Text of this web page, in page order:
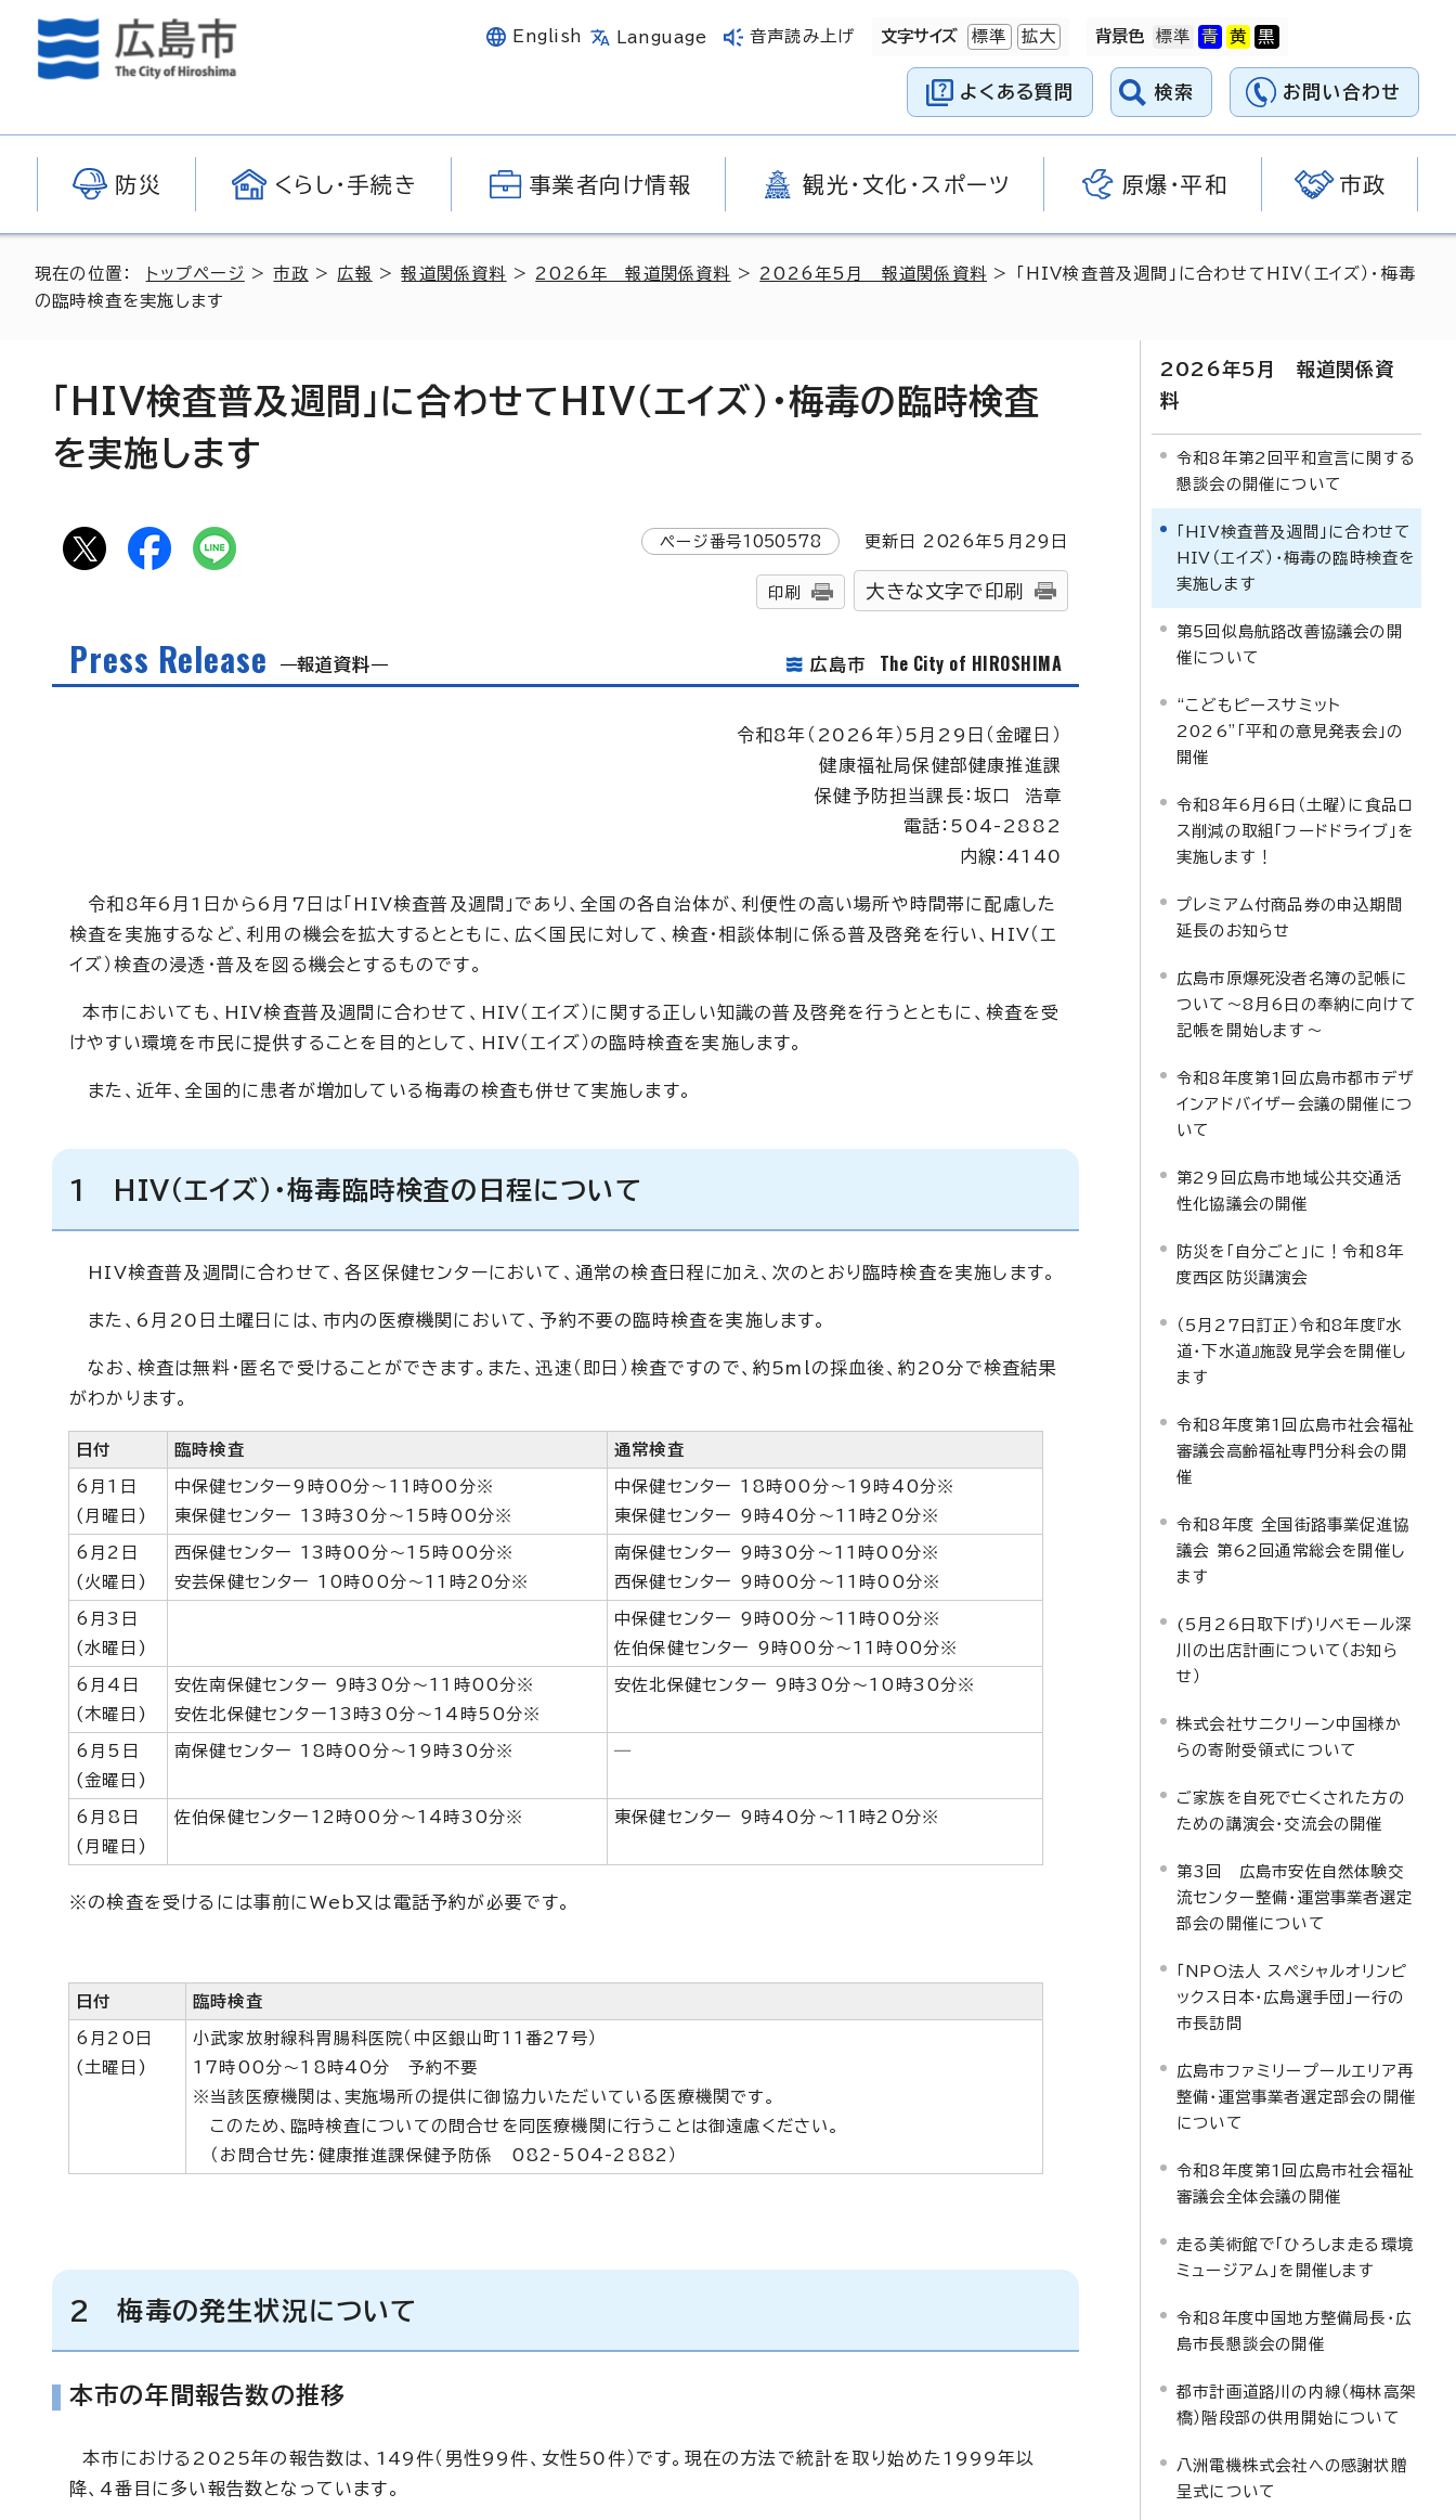
English Language 音声読み上げ 文字サイズ 標準 拡大 背景色
よくある質問 検索 お問い合わせ
防災 くらし・手続き 事業者向け情報 観光・文化・スポーツ 原爆・平和 市政
現在の位置： トップページ >市政 > 広報 >報道関係資料 > 2026年 報道関係資料 > 2026年5月 報道関係資料 > 「HIV検査普及週間」に合わせてHIV（エイズ）・梅毒
の臨時検査を実施します
「HIV検査普及週間」に合わせてHIV（エイズ）・梅毒の臨時検査
を実施します
ページ番号1050578 更新日 2026年5月 29 日
印刷 大きな文字で印刷
Press Release 報道資料 広島市 The City of HIROSHIMA
令和8年（2026年）5月29日（金曜日）
健康福祉局保健部健康推進課
保健予防担当課長：坂口 浩章
電話：504-2882
内線：4140
令和8年6月1日から6月7日は「HIV検査普及週間」であり、全国の各自治体が、利便性の高い場所や時間帯に配慮した
検査を実施するなど、利用の機会を拡大するとともに、広く国民に対して、検査・相談体制に係る普及啓発を行い、HIV（エ
イズ）検査の浸透・普及を図る機会とするものです。
本市においても、HIV検査普及週間に合わせて、HIV（エイズ）に関する正しい知識の普及啓発を行うとともに、検査を受
けやすい環境を市民に提供することを目的として、HIV（エイズ）の臨時検査を実施します。
また、近年、全国的に患者が増加している梅毒の検査も併せて実施します。
1 HIV（エイズ）・梅毒臨時検査の日程について
HIV検査普及週間に合わせて、各区保健センターにおいて、通常の検査日程に加え、次のとおり臨時検査を実施します。
また、6月20日土曜日には、市内の医療機関において、予約不要の臨時検査を実施します。
なお、検査は無料・匿名で受けることができます。また、迅速（即日）検査ですので、約5mlの採血後、約20分で検査結果
がわかります。
日付 臨時検査 通常検査
6月1日
(月曜日)
中保健センター9時00分～11時00分※
東保健センター 13時30分～15時00分※
中保健センター 18時00分～19時40分※
東保健センター 9時40分～11時20分※
6月2日
(火曜日)
西保健センター 13時00分～15時00分※
安芸保健センター 10時00分～11時20分※
南保健センター 9時30分～11時00分※
西保健センター 9時00分～11時00分※
6月3日
(水曜日)
中保健センター 9時00分～11時00分※
佐伯保健センター 9時00分～11時00分※
6月4日
(木曜日)
安佐南保健センター 9時30分～11時00分※
安佐北保健センター13時30分～14時50分※
安佐北保健センター 9時30分～10時30分※
6月5日
(金曜日)
南保健センター 18時00分～19時30分※ ―
6月8日
(月曜日)
佐伯保健センター12時00分～14時30分※ 東保健センター 9時40分～11時20分※
※の検査を受けるには事前にWeb又は電話予約が必要です。
日付 臨時検査
6月20日
(土曜日)
小武家放射線科胃腸科医院（中区銀山町11番27号）
17時00分～18時40分 予約不要
※当該医療機関は、実施場所の提供に御協力いただいている医療機関です。
このため、臨時検査についての問合せを同医療機関に行うことは御遠慮ください。
（お問合せ先：健康推進課保健予防係 082-504-2882）
2 梅毒の発生状況について
本市の年間報告数の推移
本市における2025年の報告数は、149件（男性99件、女性50件）です。現在の方法で統計を取り始めた1999年以
降、4番目に多い報告数となっています。
2026年5月 報道関係資
料
令和8年第2回平和宣言に関する
懇談会の開催について
「HIV検査普及週間」に合わせて
HIV（エイズ）・梅毒の臨時検査を
実施します
第5回似島航路改善協議会の開
催について
“こどもピースサミット
2026”「平和の意見発表会」の
開催
令和8年6月6日（土曜）に食品ロ
ス削減の取組「フードドライブ」を
実施します！
プレミアム付商品券の申込期間
延長のお知らせ
広島市原爆死没者名簿の記帳に
ついて～8月6日の奉納に向けて
記帳を開始します～
令和8年度第1回広島市都市デザ
インアドバイザー会議の開催につ
いて
第29回広島市地域公共交通活
性化協議会の開催
防災を「自分ごと」に！令和8年
度西区防災講演会
（5月27日訂正）令和8年度『水
道・下水道』施設見学会を開催し
ます
令和8年度第1回広島市社会福祉
審議会高齢福祉専門分科会の開
催
令和8年度 全国街路事業促進協
議会 第62回通常総会を開催し
ます
(5月26日取下げ)リベモール深
川の出店計画について（お知ら
せ）
株式会社サニクリーン中国様か
らの寄附受領式について
ご家族を自死で亡くされた方の
ための講演会・交流会の開催
第3回 広島市安佐自然体験交
流センター整備・運営事業者選定
部会の開催について
「NPO法人 スペシャルオリンピ
ックス日本・広島選手団」一行の
市長訪問
広島市ファミリープールエリア再
整備・運営事業者選定部会の開催
について
令和8年度第1回広島市社会福祉
審議会全体会議の開催
走る美術館で「ひろしま走る環境
ミュージアム」を開催します
令和8年度中国地方整備局長・広
島市長懇談会の開催
都市計画道路川の内線（梅林高架
橋）階段部の供用開始について
八洲電機株式会社への感謝状贈
呈式について